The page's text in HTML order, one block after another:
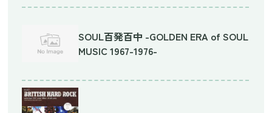
SOUL百発百中 -GOLDEN ERA of SOUL
MUSIC 1967-1976-